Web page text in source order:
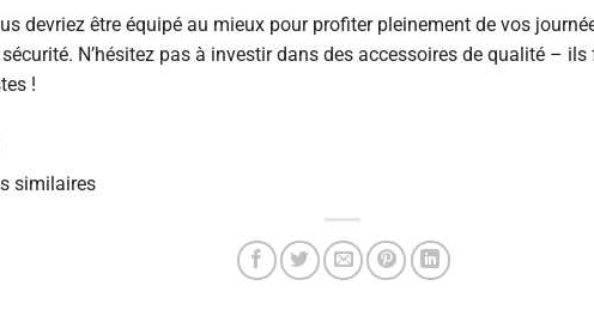
devriez être équipé au mieux pour profiter pleinement de vos
N’hésitez pas à investir dans des accessoires de qualité –
!
similaires